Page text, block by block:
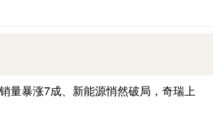
量暴涨7成、新能源悄然破局，奇瑞上